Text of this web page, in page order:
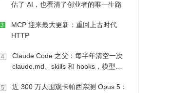
估了 AI，也看清了创业者的唯一生路
3
MCP 迎来最大更新：重回上古时代
HTTP
4
Claude Code 之父：每半年清空一次
claude.md、skills 和 hooks，模型自
5
近 300 万人围观卡帕西亲测 Opus 5：